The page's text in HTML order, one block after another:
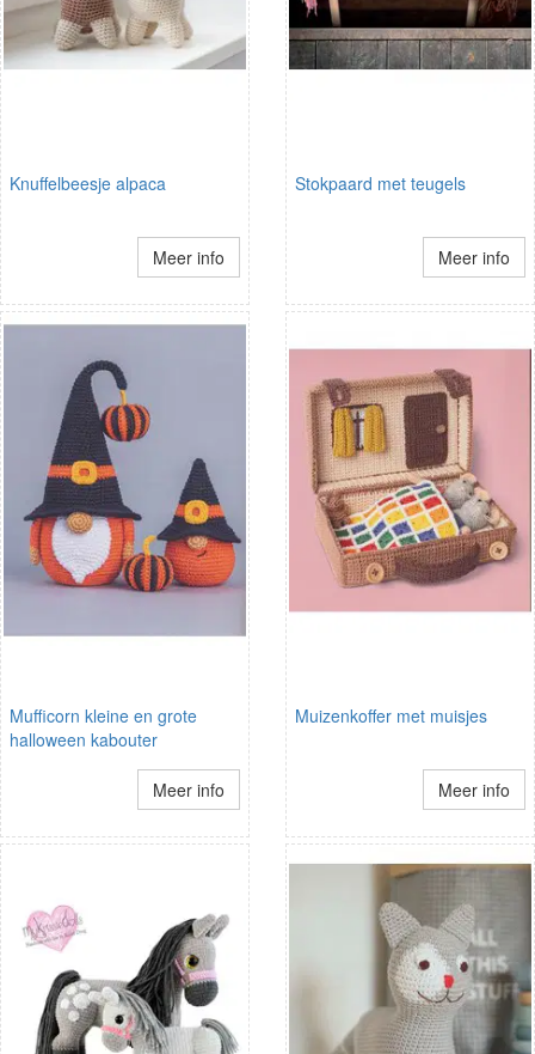
Knuffelbeesje alpaca
Meer info
Stokpaard met teugels
Meer info
Mufficorn kleine en grote
halloween kabouter
Meer info
Muizenkoffer met muisjes
Meer info